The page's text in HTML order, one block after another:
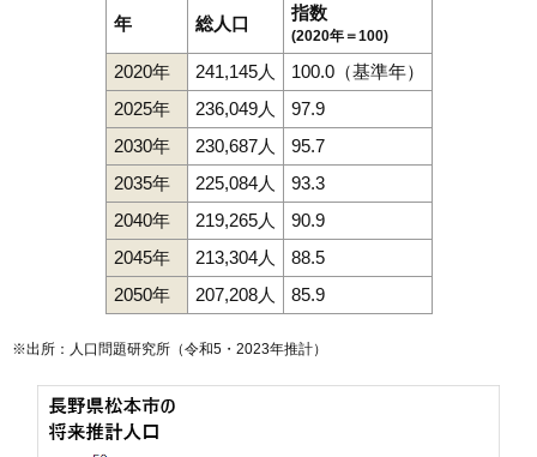
年 総人口
指数
(2020年＝100)
2020年 241,145人
100.0（基準年）
2025年
236,049人
97.9
2030年
230,687人
95.7
2035年
225,084人
93.3
2040年
219,265人
90.9
2045年
213,304人
88.5
2050年
207,208人 85.9
※出所：人口問題研究所（令和5・2023年推計）